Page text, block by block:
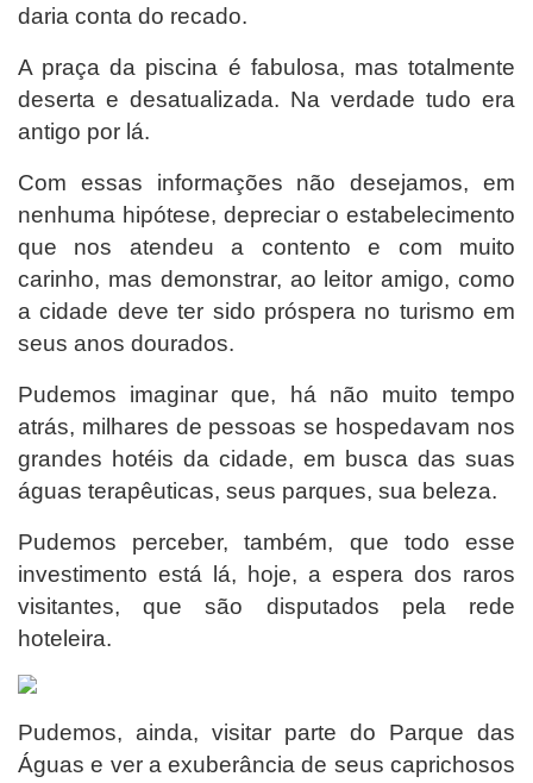
daria conta do recado.
A praça da piscina é fabulosa, mas totalmente
deserta e desatualizada. Na verdade tudo era
antigo por lá.
Com essas informações não desejamos, em
nenhuma hipótese, depreciar o estabelecimento
que nos atendeu a contento e com muito
carinho, mas demonstrar, ao leitor amigo, como
a cidade deve ter sido próspera no turismo em
seus anos dourados.
Pudemos imaginar que, há não muito tempo
atrás, milhares de pessoas se hospedavam nos
grandes hotéis da cidade, em busca das suas
águas terapêuticas, seus parques, sua beleza.
Pudemos perceber, também, que todo esse
investimento está lá, hoje, a espera dos raros
visitantes, que são disputados pela rede
hoteleira.
Pudemos, ainda, visitar parte do Parque das
Águas e ver a exuberância de seus caprichosos